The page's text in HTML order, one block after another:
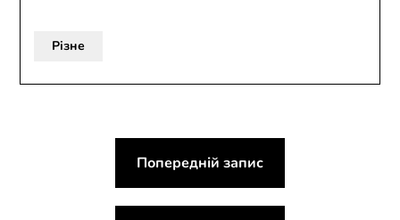
Різне
Навігація
Попередній запис